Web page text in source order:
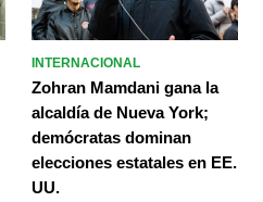
INTERNACIONAL
Zohran Mamdani gana la
alcaldía de Nueva York;
demócratas dominan
elecciones estatales en EE.
UU.